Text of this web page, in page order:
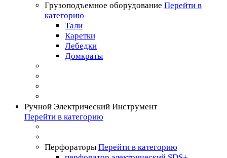
Грузоподъемное оборудование Перейти в
категорию
Тали
Каретки
Лебедки
Домкраты
Ручной Электрический Инструмент
Перейти в категорию
Перфораторы Перейти в категорию